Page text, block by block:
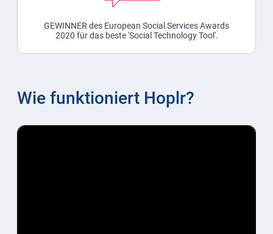
GEWINNER des European Social Services Awards
2020 für das beste 'Social Technology Tool'.
Wie funktioniert Hoplr?